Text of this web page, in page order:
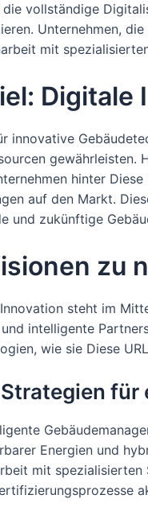
vollständige
Unternehmen,
mit
Digitale
innovative
hinter
auf den Markt.
und zukünftige
zu
steht im
intelligente
wie sie Diese
Energien und
mit spezialisierten